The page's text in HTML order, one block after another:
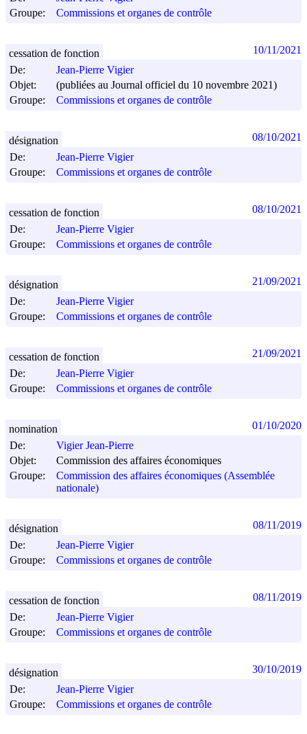
Groupe:
Commissions et organes de contrôle
De:
Jean-Pierre Vigier
Objet:
(publiées au Journal officiel du 10 novembre 2021)
Groupe:
Commissions et organes de contrôle
cessation de fonction 10/11/2021
De:
Jean-Pierre Vigier
Groupe:
Commissions et organes de contrôle
désignation 08/10/2021
De:
Jean-Pierre Vigier
Groupe:
Commissions et organes de contrôle
cessation de fonction 08/10/2021
De:
Jean-Pierre Vigier
Groupe:
Commissions et organes de contrôle
désignation 21/09/2021
De:
Jean-Pierre Vigier
Groupe:
Commissions et organes de contrôle
cessation de fonction 21/09/2021
De:
Vigier Jean-Pierre
Objet:
Commission des affaires économiques
Groupe:
Commission des affaires économiques (Assemblée
nationale)
nomination 01/10/2020
De:
Jean-Pierre Vigier
Groupe:
Commissions et organes de contrôle
désignation 08/11/2019
De:
Jean-Pierre Vigier
Groupe:
Commissions et organes de contrôle
cessation de fonction 08/11/2019
De:
Jean-Pierre Vigier
Groupe:
Commissions et organes de contrôle
désignation 30/10/2019